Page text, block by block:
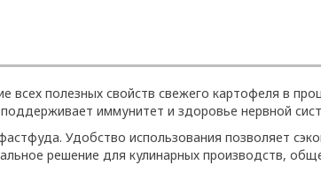
полезных свойств свежего картофеля в
иммунитет и здоровье нервной
Удобство использования позволяет
решение для кулинарных производств,